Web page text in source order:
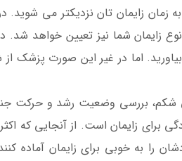
دیگر به زمان زایمان تان نزدیکتر می
شما نیز تعیین خواهد شد.
اما در غیر این صورت پزشک
شکم، بررسی وضعیت رشد و حرکت
برای زایمان است. از آنجایی که
را به خوبی برای زایمان آماده